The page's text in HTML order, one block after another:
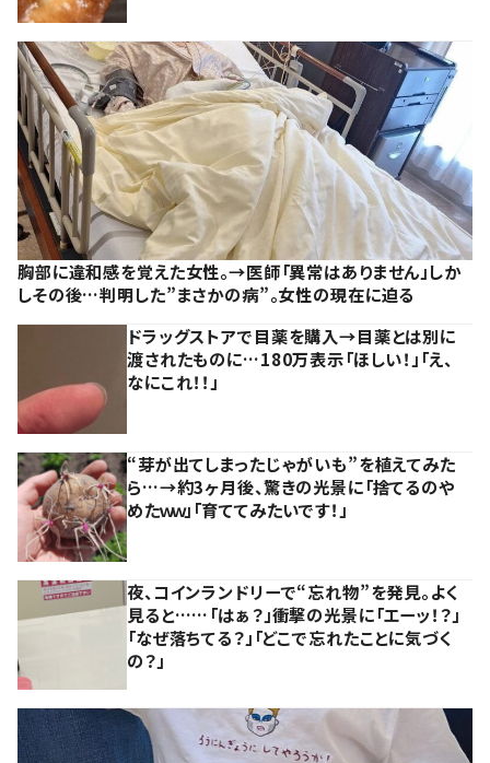
胸部に違和感を覚えた女性。→医師「異常はありません」しか
しその後…判明した”まさかの病”。女性の現在に迫る
ドラッグストアで目薬を購入→目薬とは別に
渡されたものに…180万表示「ほしい！」「え、
なにこれ！！」
“芽が出てしまったじゃがいも”を植えてみた
ら…→約3ヶ月後、驚きの光景に「捨てるのや
めたｗｗ」「育ててみたいです！」
夜、コインランドリーで“忘れ物”を発見。よく
見ると……「はぁ？」衝撃の光景に「エーッ！？」
「なぜ落ちてる？」「どこで忘れたことに気づく
の？」